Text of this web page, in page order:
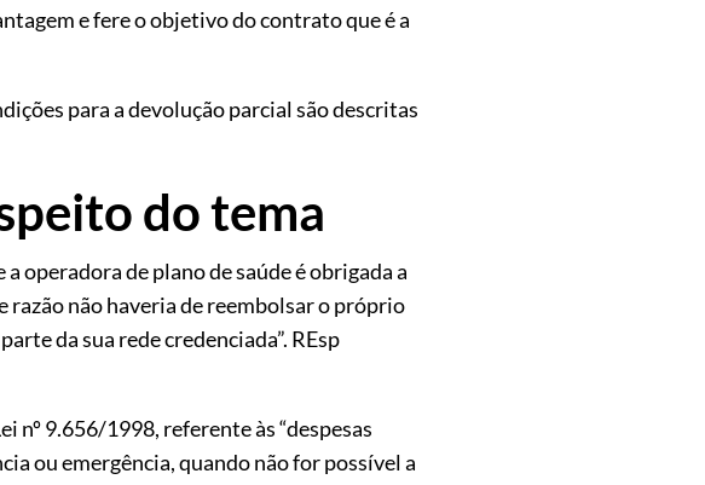
e fere o objetivo do contrato que é a
para a devolução parcial são descritas
do tema
operadora de plano de saúde é obrigada a
não haveria de reembolsar o próprio
da sua rede credenciada”. REsp
nº 9.656/1998, referente às “despesas
ou emergência, quando não for possível a